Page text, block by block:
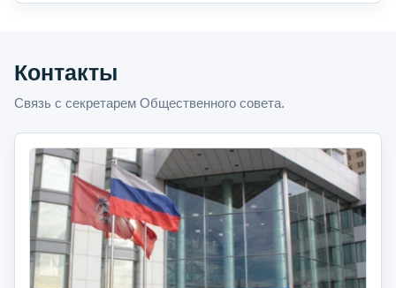
Контакты
Связь с секретарем Общественного совета.